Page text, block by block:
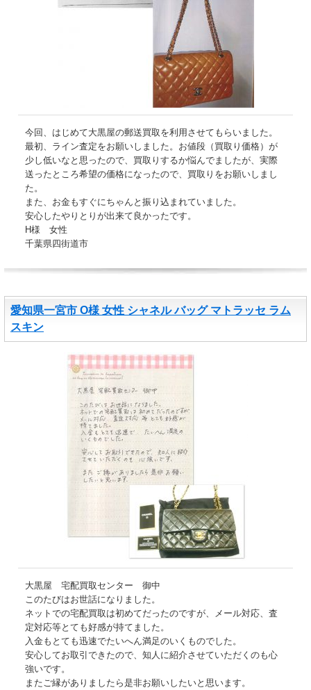
今回、はじめて大黒屋の郵送買取を利用させてもらいました。
最初、ライン査定をお願いしました。お値段（買取り価格）が
少し低いなと思ったので、買取りするか悩んでましたが、実際
送ったところ希望の価格になったので、買取りをお願いしまし
た。
また、お金もすぐにちゃんと振り込まれていました。
安心したやりとりが出来て良かったです。
H様 女性
千葉県四街道市
愛知県一宮市 O様 女性 シャネル バッグ マトラッセ ラム
スキン
大黒屋 宅配買取センター 御中
このたびはお世話になりました。
ネットでの宅配買取は初めてだったのですが、メール対応、査
定対応等とても好感が持てました。
入金もとても迅速でたいへん満足のいくものでした。
安心してお取引できたので、知人に紹介させていただくのも心
強いです。
またご縁がありましたら是非お願いしたいと思います。